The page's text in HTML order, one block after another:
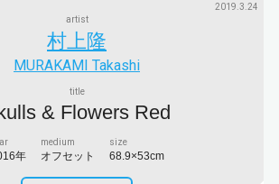
2019.3.24
artist
村上隆
MURAKAMI Takashi
title
& Flowers Red
年
medium
オフセット
size
68.9×53cm